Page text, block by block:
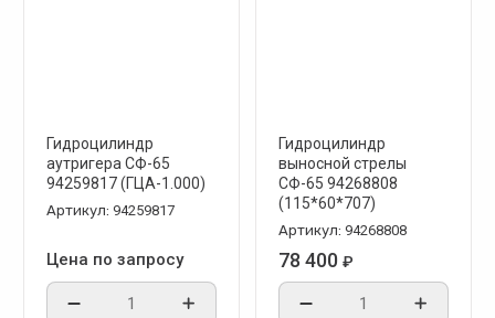
Гидроцилиндр
аутригера СФ-65
94259817 (ГЦА-1.000)
Артикул: 94259817
Цена по запросу
Гидроцилиндр
выносной стрелы
СФ-65 94268808
(115*60*707)
Артикул: 94268808
78 400 ₽